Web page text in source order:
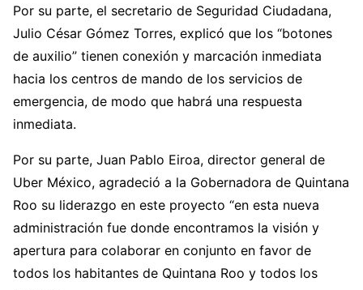
Por su parte, el secretario de Seguridad Ciudadana,
Julio César Gómez Torres, explicó que los “botones
de auxilio” tienen conexión y marcación inmediata
hacia los centros de mando de los servicios de
emergencia, de modo que habrá una respuesta
inmediata.
Por su parte, Juan Pablo Eiroa, director general de
Uber México, agradeció a la Gobernadora de Quintana
Roo su liderazgo en este proyecto “en esta nueva
administración fue donde encontramos la visión y
apertura para colaborar en conjunto en favor de
todos los habitantes de Quintana Roo y todos los